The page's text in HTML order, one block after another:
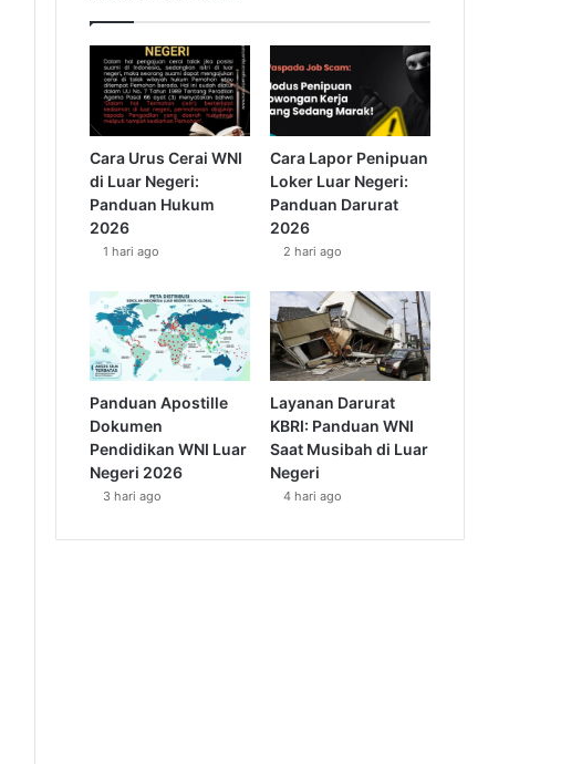
Cara Urus Cerai WNI
di Luar Negeri:
Panduan Hukum
2026
1 hari ago
Cara Lapor Penipuan
Loker Luar Negeri:
Panduan Darurat
2026
2 hari ago
Panduan Apostille
Dokumen
Pendidikan WNI Luar
Negeri 2026
3 hari ago
Layanan Darurat
KBRI: Panduan WNI
Saat Musibah di Luar
Negeri
4 hari ago